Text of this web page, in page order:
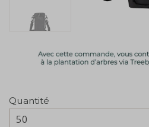
Quantité
50